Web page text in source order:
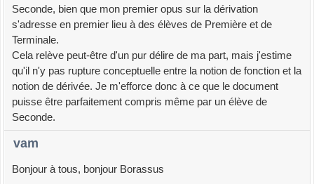
Seconde, bien que mon premier opus sur la dérivation
s'adresse en premier lieu à des élèves de Première et de
Terminale.
Cela relève peut-être d'un pur délire de ma part, mais j'estime
qu'il n'y pas rupture conceptuelle entre la notion de fonction et la
notion de dérivée. Je m'efforce donc à ce que le document
puisse être parfaitement compris même par un élève de
Seconde.
vam
Bonjour à tous, bonjour Borassus